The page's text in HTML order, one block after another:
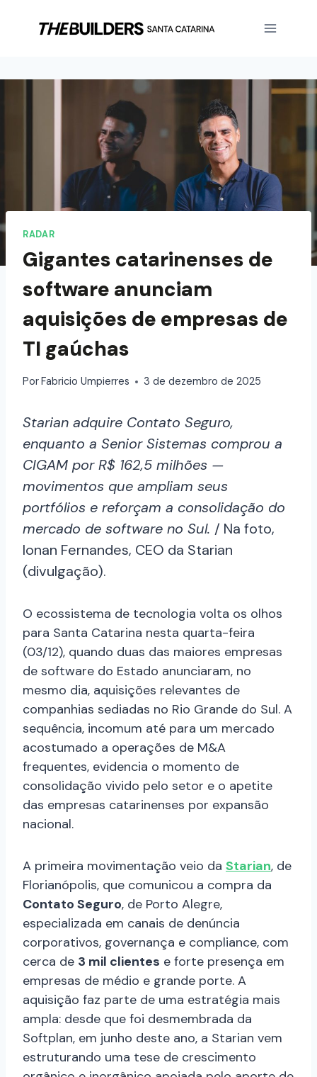
RADAR
Gigantes catarinenses de
software anunciam
aquisições de empresas de
TI gaúchas
Por Fabricio Umpierres 3 de dezembro de 2025
Starian adquire Contato Seguro,
enquanto a Senior Sistemas comprou a
CIGAM por R$ 162,5 milhões —
movimentos que ampliam seus
portfólios e reforçam a consolidação do
mercado de software no Sul. / Na foto,
Ionan Fernandes, CEO da Starian
(divulgação).
O ecossistema de tecnologia volta os olhos
para Santa Catarina nesta quarta-feira
(03/12), quando duas das maiores empresas
de software do Estado anunciaram, no
mesmo dia, aquisições relevantes de
companhias sediadas no Rio Grande do Sul. A
sequência, incomum até para um mercado
acostumado a operações de M&A
frequentes, evidencia o momento de
consolidação vivido pelo setor e o apetite
das empresas catarinenses por expansão
nacional.
A primeira movimentação veio da Starian, de
Florianópolis, que comunicou a compra da
Contato Seguro, de Porto Alegre,
especializada em canais de denúncia
corporativos, governança e compliance, com
cerca de 3 mil clientes e forte presença em
empresas de médio e grande porte. A
aquisição faz parte de uma estratégia mais
ampla: desde que foi desmembrada da
Softplan, em junho deste ano, a Starian vem
estruturando uma tese de crescimento